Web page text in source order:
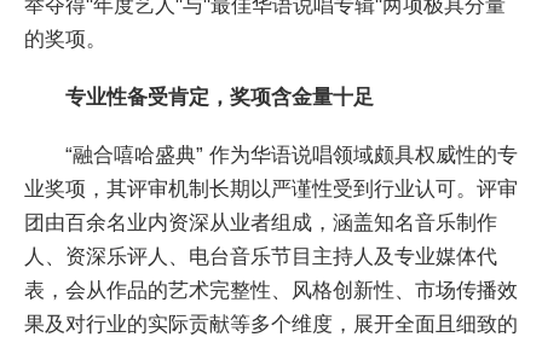
举夺得"年度艺人"与"最佳华语说唱专辑"两项极具分量
的奖项。
专业性备受肯定，奖项含金量十足
“融合嘻哈盛典” 作为华语说唱领域颇具权威性的专
业奖项，其评审机制长期以严谨性受到行业认可。评审
团由百余名业内资深从业者组成，涵盖知名音乐制作
人、资深乐评人、电台音乐节目主持人及专业媒体代
表，会从作品的艺术完整性、风格创新性、市场传播效
果及对行业的实际贡献等多个维度，展开全面且细致的